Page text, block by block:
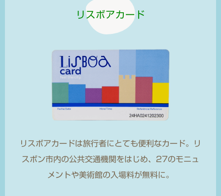
リスボアカード
リスボアカードは旅行者にとても便利なカード。リ
スボン市内の公共交通機関をはじめ、27のモニュ
メントや美術館の入場料が無料に。